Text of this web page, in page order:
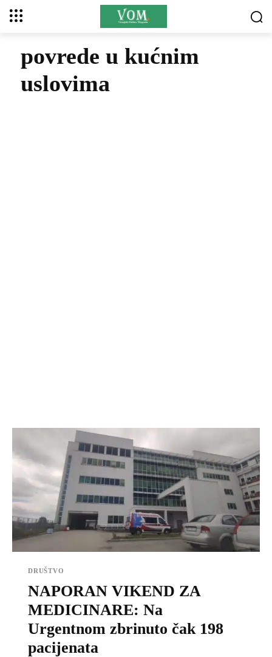
povrede u kućnim
uslovima
DRUŠTVO
NAPORAN VIKEND ZA
MEDICINARE: Na
Urgentnom zbrinuto čak 198
pacijenata